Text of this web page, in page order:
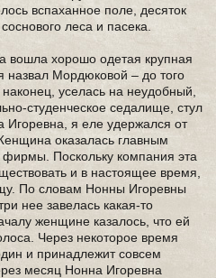
вспаханное поле, десяток
леса и пасека.
вошла хорошо одетая крупная
Мордюковой – до того
уселась на неудобный,
студенческое седалище, стул
Игоревна, я еле удержался от
оказалась главным
Поскольку компания эта
и в настоящее время,
По словам Нонны Игоревны
нее завелась какая-то
женщине казалось, что ей
Через некоторое время
и принадлежит совсем
месяц Нонна Игоревна